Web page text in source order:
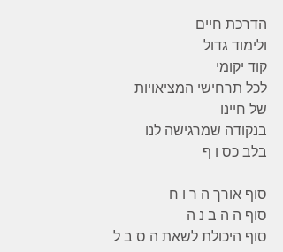
הדרכת חיים
ולימוד גדול
קוד יקומי
לכל תרחישי המציאויות
של חיינו
בנקודה שמרגישה לנו
בלב כס ו ף
סוף אורך ה ר ו ח
סוף ה ה ב נ ה
סוף היכולת לשאת ה ס ב ל